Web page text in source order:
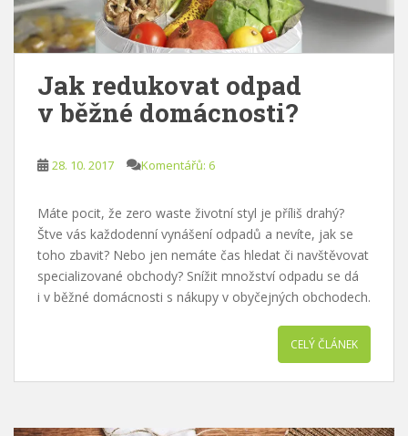
Jak redukovat odpad
v běžné domácnosti?
28. 10. 2017 Komentářů: 6
Máte pocit, že zero waste životní styl je příliš drahý?
Štve vás každodenní vynášení odpadů a nevíte, jak se
toho zbavit? Nebo jen nemáte čas hledat či navštěvovat
specializované obchody? Snížit množství odpadu se dá
i v běžné domácnosti s nákupy v obyčejných obchodech.
CELÝ ČLÁNEK